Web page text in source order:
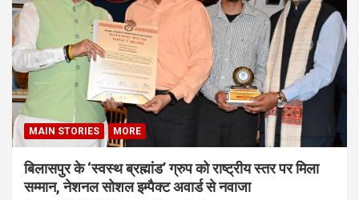
MAIN STORIES MORE
बिलासपुर के ‘स्वस्थ ब्रह्मांड’ ग्रुप को राष्ट्रीय स्तर पर मिला
सम्मान, नेशनल सोशल इम्पैक्ट अवार्ड से नवाजा